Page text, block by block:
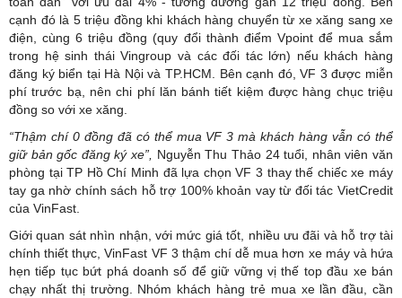
cạnh đó là 5 triệu đồng khi khách hàng chuyển từ xe xăng sang xe
điện, cùng 6 triệu đồng (quy đổi thành điểm Vpoint để mua sắm
trong hệ sinh thái Vingroup và các đối tác lớn) nếu khách hàng
đăng ký biển tại Hà Nội và TP.HCM. Bên cạnh đó, VF 3 được miễn
phí trước bạ, nên chi phí lăn bánh tiết kiệm được hàng chục triệu
đồng so với xe xăng.
“Thậm chí 0 đồng đã có thể mua VF 3 mà khách hàng vẫn có thể
giữ bản gốc đăng ký xe”,
Nguyễn Thu Thảo 24 tuổi, nhân viên văn
phòng tại TP Hồ Chí Minh đã lựa chọn VF 3 thay thế chiếc xe máy
tay ga nhờ chính sách hỗ trợ 100% khoản vay từ đối tác VietCredit
của VinFast.
Giới quan sát nhìn nhận, với mức giá tốt, nhiều ưu đãi và hỗ trợ tài
chính thiết thực, VinFast VF 3 thậm chí dễ mua hơn xe máy và hứa
hẹn tiếp tục bứt phá doanh số để giữ vững vị thế top đầu xe bán
chạy nhất thị trường. Nhóm khách hàng trẻ mua xe lần đầu, cần